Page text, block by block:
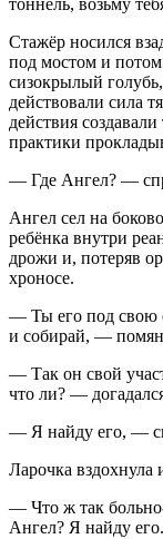
тоннель, возьму
Стажёр носился
под мостом и потом
сизокрылый
действовали сила
действия
практики
— Где Ангел? —
Ангел сел на
ребёнка внутри
дрожи и, потеряв
хроносе.
— Ты его под свою
и собирай, —
— Так он свой
что ли? —
— Я найду его, —
Ларочка вздохнула
— Что ж так
Ангел? Я найду его.